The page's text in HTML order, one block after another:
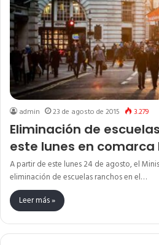
admin 23 de agosto de 2015 3.279
Eliminación de
este lunes en comarca
A partir de este lunes 24 de agosto, el
eliminación de escuelas ranchos en el…
Leer más »